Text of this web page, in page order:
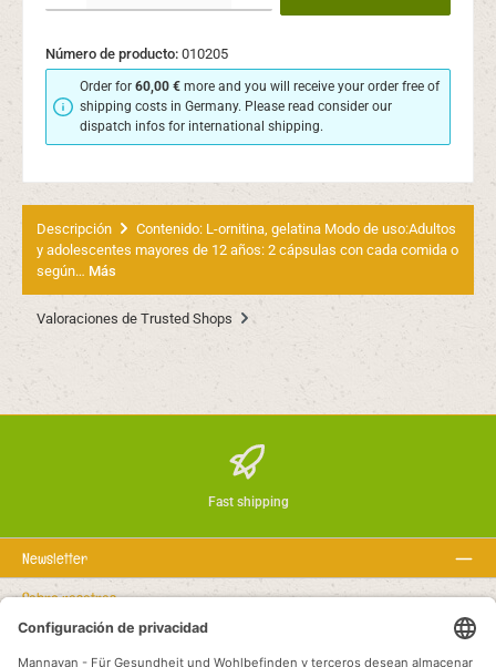
Número de producto: 010205
Order for60,00 € more and you will receive your order free of
shipping costs in Germany. Please read consider our
dispatch infos for international shipping.
Descripción
Contenido: L-ornitina, gelatina Modo de uso:Adultos
y adolescentes mayores de 12 años: 2 cápsulas con cada comida o
según… Más
Valoraciones de Trusted Shops
Fast shipping
Newsletter
Sobre nosotros
Textos legales